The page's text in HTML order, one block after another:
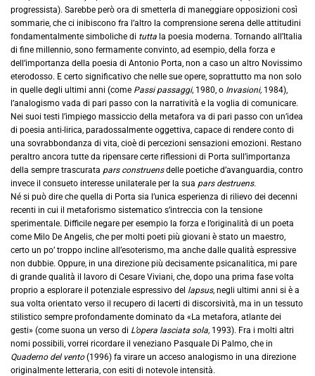
progressista). Sarebbe però ora di smetterla di maneggiare opposizioni così
sommarie, che ci inibiscono fra l’altro la comprensione serena delle attitudini
fondamentalmente simboliche di tutta la poesia moderna. Tornando all’Italia
di fine millennio, sono fermamente convinto, ad esempio, della forza e
dell’importanza della poesia di Antonio Porta, non a caso un altro Novissimo
eterodosso. E certo significativo che nelle sue opere, soprattutto ma non solo
in quelle degli ultimi anni (come Passi passaggi, 1980, o Invasioni, 1984),
l’analogismo vada di pari passo con la narratività e la voglia di comunicare.
Nei suoi testi l’impiego massiccio della metafora va di pari passo con un’idea
di poesia anti-lirica, paradossalmente oggettiva, capace di rendere conto di
una sovrabbondanza di vita, cioè di percezioni sensazioni emozioni. Restano
peraltro ancora tutte da ripensare certe riflessioni di Porta sull’importanza
della sempre trascurata pars construensdelle poetiche d’avanguardia, contro
invece il consueto interesse unilaterale per la sua pars destruens.
Né si può dire che quella di Porta sia l’unica esperienza di rilievo dei decenni
recenti in cui il metaforismo sistematico s’intreccia con la tensione
sperimentale. Difficile negare per esempio la forza e l’originalità di un poeta
come Milo De Angelis, che per molti poeti più giovani è stato un maestro,
certo un po’ troppo incline all’esoterismo, ma anche dalle qualità espressive
non dubbie. Oppure, in una direzione più decisamente psicanalitica, mi pare
di grande qualità il lavoro di Cesare Viviani, che, dopo una prima fase volta
proprio a esplorare il potenziale espressivo del lapsus, negli ultimi anni si è a
sua volta orientato verso il recupero di lacerti di discorsività, ma in un tessuto
stilistico sempre profondamente dominato da «La metafora, atlante dei
gesti» (come suona un verso di L’opera lasciata sola, 1993). Fra i molti altri
nomi possibili, vorrei ricordare il veneziano Pasquale Di Palmo, che in
Quaderno del vento(1996) fa virare un acceso analogismo in una direzione
originalmente letteraria, con esiti di notevole intensità.